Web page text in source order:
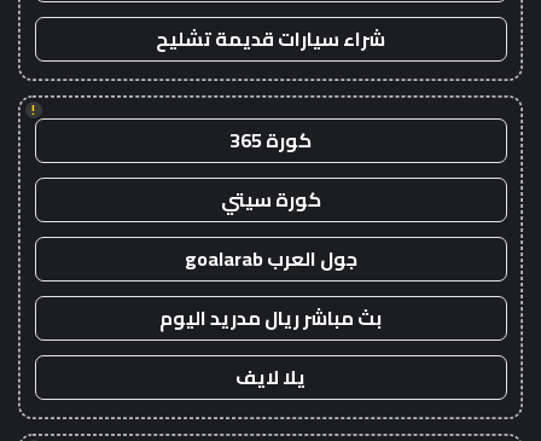
شراء سيارات قديمة تشليح
!
كورة 365
كورة سيتي
جول العرب goalarab
بث مباشر ريال مدريد اليوم
يلا لايف